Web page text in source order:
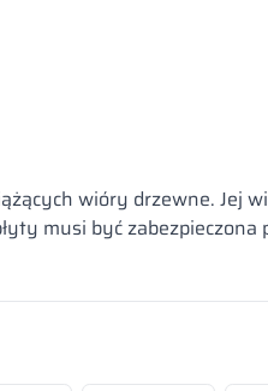
wióry drzewne. Jej
musi być zabezpieczona